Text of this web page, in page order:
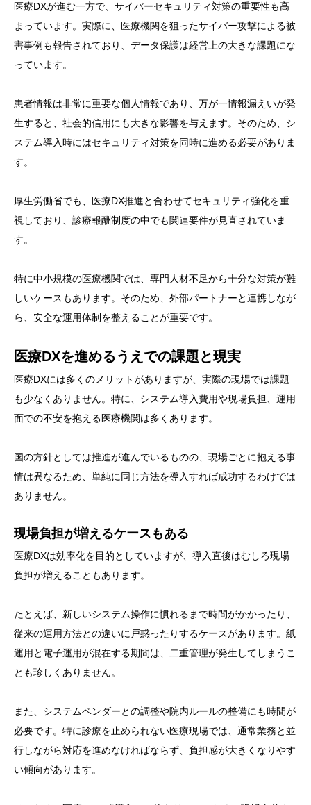
医療DXが進む一方で、サイバーセキュリティ対策の重要性も高
まっています。実際に、医療機関を狙ったサイバー攻撃による被
害事例も報告されており、データ保護は経営上の大きな課題にな
っています。
患者情報は非常に重要な個人情報であり、万が一情報漏えいが発
生すると、社会的信用にも大きな影響を与えます。そのため、シ
ステム導入時にはセキュリティ対策を同時に進める必要がありま
す。
厚生労働省でも、医療DX推進と合わせてセキュリティ強化を重
視しており、診療報酬制度の中でも関連要件が見直されていま
す。
特に中小規模の医療機関では、専門人材不足から十分な対策が難
しいケースもあります。そのため、外部パートナーと連携しなが
ら、安全な運用体制を整えることが重要です。
医療DXを進めるうえでの課題と現実
医療DXには多くのメリットがありますが、実際の現場では課題
も少なくありません。特に、システム導入費用や現場負担、運用
面での不安を抱える医療機関は多くあります。
国の方針としては推進が進んでいるものの、現場ごとに抱える事
情は異なるため、単純に同じ方法を導入すれば成功するわけでは
ありません。
現場負担が増えるケースもある
医療DXは効率化を目的としていますが、導入直後はむしろ現場
負担が増えることもあります。
たとえば、新しいシステム操作に慣れるまで時間がかかったり、
従来の運用方法との違いに戸惑ったりするケースがあります。紙
運用と電子運用が混在する期間は、二重管理が発生してしまうこ
とも珍しくありません。
また、システムベンダーとの調整や院内ルールの整備にも時間が
必要です。特に診療を止められない医療現場では、通常業務と並
行しながら対応を進めなければならず、負担感が大きくなりやす
い傾向があります。